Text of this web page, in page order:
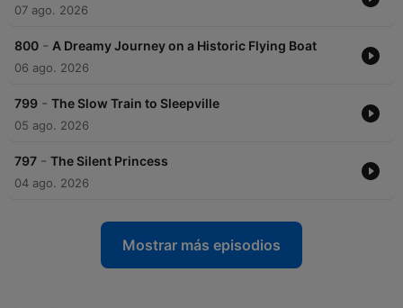
07 ago. 2026
800 - A Dreamy Journey on a Historic Flying Boat
06 ago. 2026
799 - The Slow Train to Sleepville
05 ago. 2026
797 - The Silent Princess
04 ago. 2026
Mostrar más episodios